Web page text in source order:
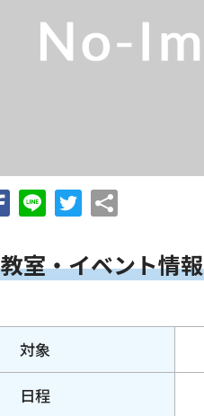
教室・イベント情報
対象
日程